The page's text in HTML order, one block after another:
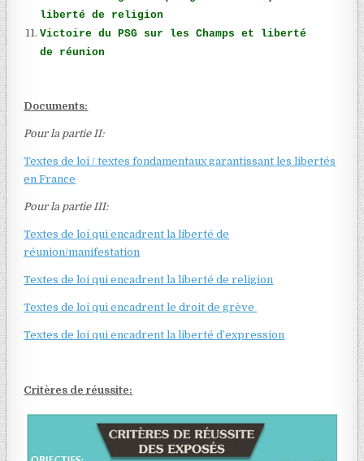
liberté de religion
Victoire du PSG sur les Champs et liberté
de réunion
Documents:
Pour la partie II:
Textes de loi / textes fondamentaux garantissant les libertés
en France
Pour la partie III:
Textes de loi qui encadrent la liberté de
réunion/manifestation
Textes de loi qui encadrent la liberté de religion
Textes de loi qui encadrent le droit de grève
Textes de loi qui encadrent la liberté d’expression
Critères de réussite: